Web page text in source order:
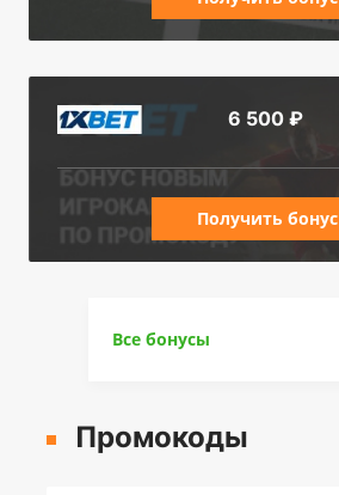
6 500 ₽
Получить бонус
Все бонусы
Промокоды